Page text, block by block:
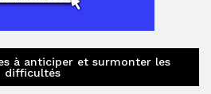
à anticiper et surmonter les
difficultés